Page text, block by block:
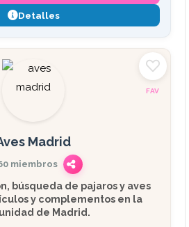
Detalles
FAV
Madrid
miembros
búsqueda de pajaros y aves
y complementos en la
de Madrid.